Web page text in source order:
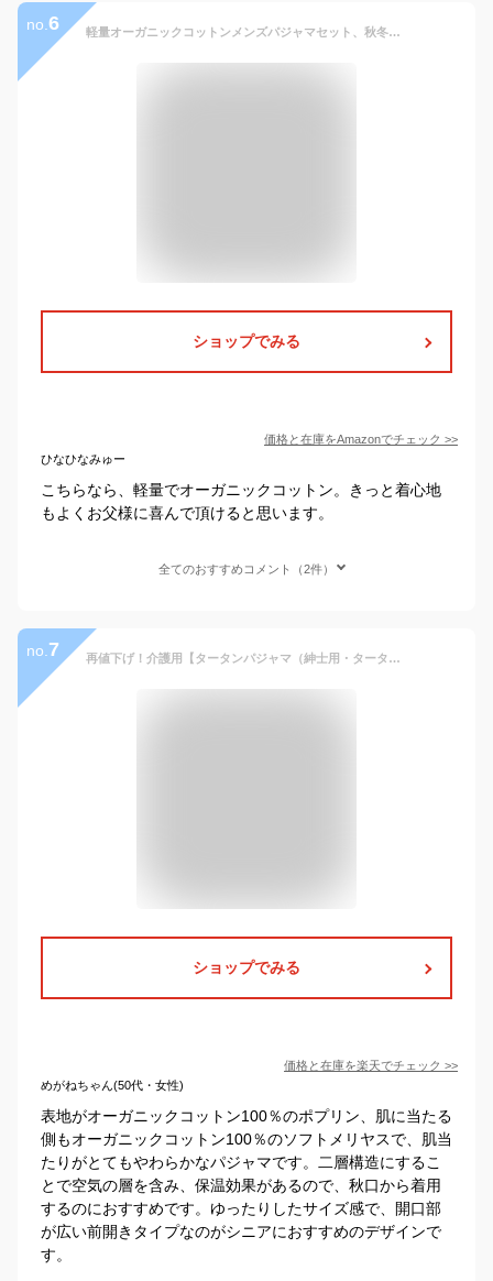
no. 6 軽量オーガニックコットンメンズパジャマセット、秋冬長袖ユースカーディガンボタンダウンパジャマ、カジュアルで快適なホームウェア、ダークブルー、XL
ショップでみる
価格と在庫をAmazonでチェック >>
ひなひなみゅー
こちらなら、軽量でオーガニックコットン。きっと着心地
もよくお父様に喜んで頂けると思います。
全てのおすすめコメント（2件）
no. 7 再値下げ！介護用【タータンパジャマ（紳士用・タータンチェック柄）】【訳あり】パジャマ メンズ オーガニック 長袖 前開き タイプ ナイティ 部屋着 寝巻き (ねまき 寝間着 ぱじゃま 大人 男性 ルームウエア おしゃれ ギフト 紳士 家着 プレゼント 前あき ゆったり)
ショップでみる
価格と在庫を楽天でチェック >>
めがねちゃん(50代・女性)
表地がオーガニックコットン100％のポプリン、肌に当たる
側もオーガニックコットン100％のソフトメリヤスで、肌当
たりがとてもやわらかなパジャマです。二層構造にするこ
とで空気の層を含み、保温効果があるので、秋口から着用
するのにおすすめです。ゆったりしたサイズ感で、開口部
が広い前開きタイプなのがシニアにおすすめのデザインで
す。